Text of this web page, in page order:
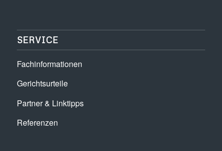
SERVICE
Fachinformationen
Gerichtsurteile
Partner & Linktipps
Referenzen